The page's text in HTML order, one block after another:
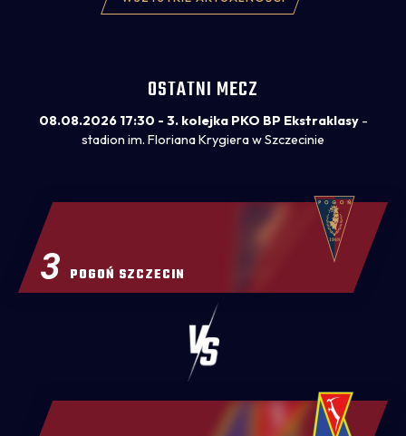
pomiędzy przedstawicielami obu klubów.
OSTATNI MECZ
08.08.2026 17:30 - 3. kolejka PKO BP Ekstraklasy-
stadion im. Floriana Krygiera w Szczecinie
3 POGOŃ SZCZECIN